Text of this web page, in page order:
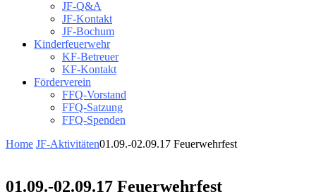
JF-Q&A
JF-Kontakt
JF-Bochum
Kinderfeuerwehr
KF-Betreuer
KF-Kontakt
Förderverein
FFQ-Vorstand
FFQ-Satzung
FFQ-Spenden
Home JF-Aktivitäten01.09.-02.09.17 Feuerwehrfest
01.09.-02.09.17 Feuerwehrfest